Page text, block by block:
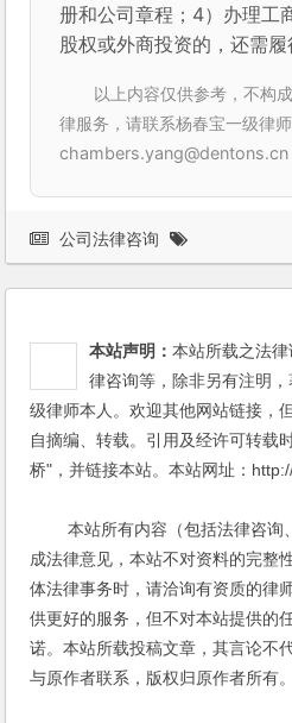
册和公司章程；4）办理工
股权或外商投资的，还需履
以上内容仅供参考，不构
律服务，请联系杨春宝一级律师
chambers.yang@dentons.cn
公司法律咨询
本站声明：本站所载之法
律咨询等，除非另有注明
级律师本人。欢迎其他网站链接，
自摘编、转载。引用及经许可转载
桥"，并链接本站。本站网址：
本站所有内容（包括法律咨询
成法律意见，本站不对资料的完整
体法律事务时，请洽询有资质的律
供更好的服务，但不对本站提供的
诺。本站所载投稿文章，其言论不
与原作者联系，版权归原作者所有。